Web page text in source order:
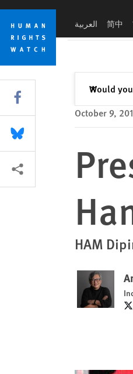
Skip
cookie
privacy
notice
Skip
main
content
العربية 简中
Would
✕Close
October 9,
HAM
Share this via Facebook
Share this via Bluesky
More sharing options